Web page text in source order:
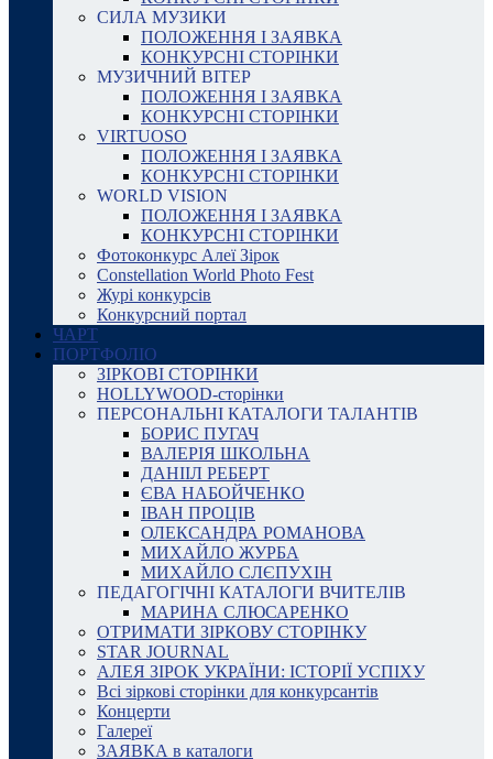
СИЛА МУЗИКИ
ПОЛОЖЕННЯ І ЗАЯВКА
КОНКУРСНІ СТОРІНКИ
МУЗИЧНИЙ ВІТЕР
ПОЛОЖЕННЯ І ЗАЯВКА
КОНКУРСНІ СТОРІНКИ
VIRTUOSO
ПОЛОЖЕННЯ І ЗАЯВКА
КОНКУРСНІ СТОРІНКИ
WORLD VISION
ПОЛОЖЕННЯ І ЗАЯВКА
КОНКУРСНІ СТОРІНКИ
Фотоконкурс Алеї Зірок
Constellation World Photo Fest
Журі конкурсів
Конкурсний портал
ЧАРТ
ПОРТФОЛІО
ЗІРКОВІ СТОРІНКИ
HOLLYWOOD-сторінки
ПЕРСОНАЛЬНІ КАТАЛОГИ ТАЛАНТІВ
БОРИС ПУГАЧ
ВАЛЕРІЯ ШКОЛЬНА
ДАНІІЛ РЕБЕРТ
ЄВА НАБОЙЧЕНКО
ІВАН ПРОЦІВ
ОЛЕКСАНДРА РОМАНОВА
МИХАЙЛО ЖУРБА
МИХАЙЛО СЛЄПУХІН
ПЕДАГОГІЧНІ КАТАЛОГИ ВЧИТЕЛІВ
МАРИНА СЛЮСАРЕНКО
ОТРИМАТИ ЗІРКОВУ СТОРІНКУ
STAR JOURNAL
АЛЕЯ ЗІРОК УКРАЇНИ: ІСТОРІЇ УСПІХУ
Всі зіркові сторінки для конкурсантів
Концерти
Галереї
ЗАЯВКА в каталоги